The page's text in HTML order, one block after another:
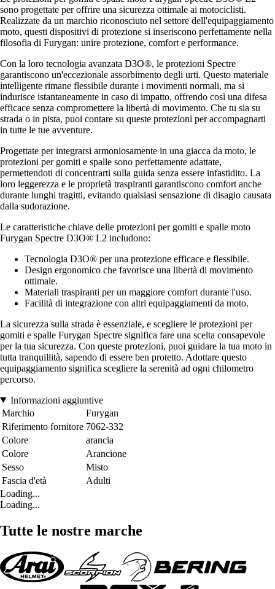
sono progettate per offrire una sicurezza ottimale ai motociclisti.
Realizzate da un marchio riconosciuto nel settore dell'equipaggiamento
moto, questi dispositivi di protezione si inseriscono perfettamente nella
filosofia di Furygan: unire protezione, comfort e performance.
Con la loro tecnologia avanzata D3O®, le protezioni Spectre
garantiscono un'eccezionale assorbimento degli urti. Questo materiale
intelligente rimane flessibile durante i movimenti normali, ma si
indurisce istantaneamente in caso di impatto, offrendo così una difesa
efficace senza compromettere la libertà di movimento. Che tu sia su
strada o in pista, puoi contare su queste protezioni per accompagnarti
in tutte le tue avventure.
Progettate per integrarsi armoniosamente in una giacca da moto, le
protezioni per gomiti e spalle sono perfettamente adattate,
permettendoti di concentrarti sulla guida senza essere infastidito. La
loro leggerezza e le proprietà traspiranti garantiscono comfort anche
durante lunghi tragitti, evitando qualsiasi sensazione di disagio causata
dalla sudorazione.
Le caratteristiche chiave delle protezioni per gomiti e spalle moto
Furygan Spectre D3O® L2 includono:
Tecnologia D3O® per una protezione efficace e flessibile.
Design ergonomico che favorisce una libertà di movimento
ottimale.
Materiali traspiranti per un maggiore comfort durante l'uso.
Facilità di integrazione con altri equipaggiamenti da moto.
La sicurezza sulla strada è essenziale, e scegliere le protezioni per
gomiti e spalle Furygan Spectre significa fare una scelta consapevole
per la tua sicurezza. Con queste protezioni, puoi guidare la tua moto in
tutta tranquillità, sapendo di essere ben protetto. Adottare questo
equipaggiamento significa scegliere la serenità ad ogni chilometro
percorso.
Informazioni aggiuntive
Marchio
Furygan
Riferimento fornitore 7062-332
Colore
arancia
Colore
Arancione
Sesso
Misto
Fascia d'età
Adulti
Loading...
Loading...
Tutte le nostre marche